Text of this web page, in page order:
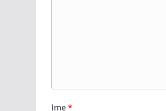
Ime*